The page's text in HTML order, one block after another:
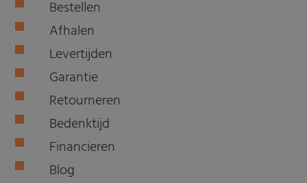
Bestellen
Afhalen
Levertijden
Garantie
Retourneren
Bedenktijd
Financieren
Blog